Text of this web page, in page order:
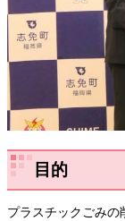
目的
プラスチックごみの